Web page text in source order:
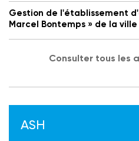
Gestion de l'établissement
Marcel Bontemps » de la
Consulter tous les
ASH